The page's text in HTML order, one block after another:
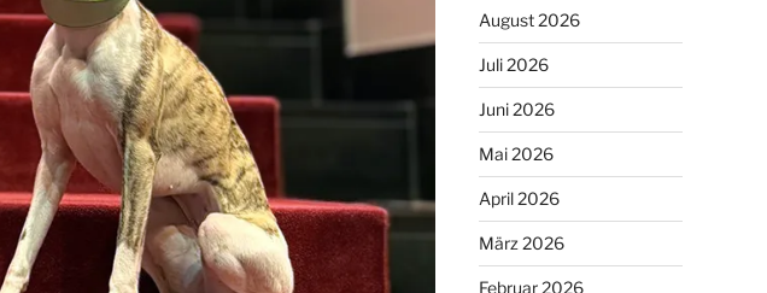
August 2026
Juli 2026
Juni 2026
Mai 2026
April 2026
März 2026
Februar 2026